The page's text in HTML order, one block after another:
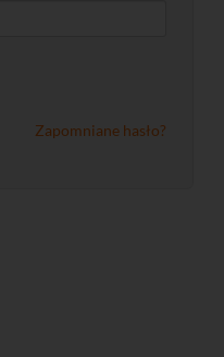
Zapomniane hasło?